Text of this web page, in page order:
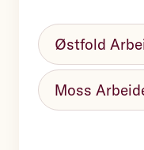
Select
unit